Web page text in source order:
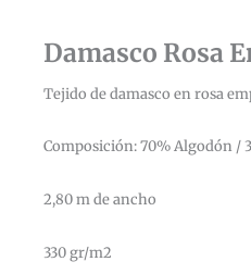
Damasco Rosa
Tejido de damasco en rosa
Composición: 70% Algodón /
2,80 m de ancho
330 gr/m2